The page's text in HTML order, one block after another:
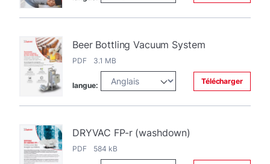
Beer Bottling Vacuum System
PDF 3.1 MB
langue: Télécharger
DRYVAC FP-r (washdown)
PDF 584 kB